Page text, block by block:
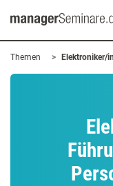
Themen Elektroniker/in